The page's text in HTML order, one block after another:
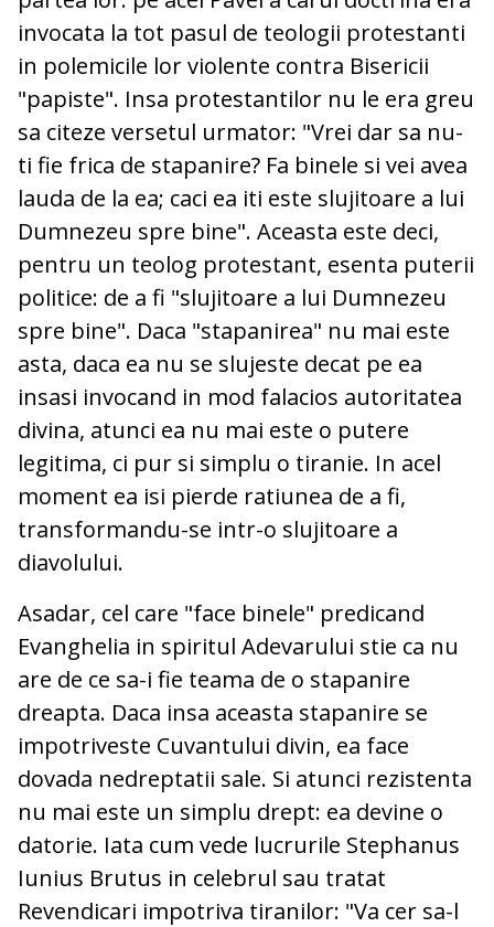
invocata la tot pasul de teologii protestanti
in polemicile lor violente contra Bisericii
"papiste". Insa protestantilor nu le era greu
sa citeze versetul urmator: "Vrei dar sa nu-
ti fie frica de stapanire? Fa binele si vei avea
lauda de la ea; caci ea iti este slujitoare a lui
Dumnezeu spre bine". Aceasta este deci,
pentru un teolog protestant, esenta puterii
politice: de a fi "slujitoare a lui Dumnezeu
spre bine". Daca "stapanirea" nu mai este
asta, daca ea nu se slujeste decat pe ea
insasi invocand in mod falacios autoritatea
divina, atunci ea nu mai este o putere
legitima, ci pur si simplu o tiranie. In acel
moment ea isi pierde ratiunea de a fi,
transformandu-se intr-o slujitoare a
diavolului.
Asadar, cel care "face binele" predicand
Evanghelia in spiritul Adevarului stie ca nu
are de ce sa-i fie teama de o stapanire
dreapta. Daca insa aceasta stapanire se
impotriveste Cuvantului divin, ea face
dovada nedreptatii sale. Si atunci rezistenta
nu mai este un simplu drept: ea devine o
datorie. Iata cum vede lucrurile Stephanus
Iunius Brutus in celebrul sau tratat
Revendicari impotriva tiranilor: "Va cer sa-l